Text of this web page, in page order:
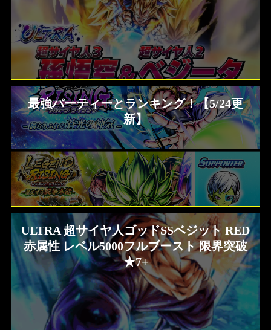
最強パーティーとランキング！【5/24更
新】
ULTRA 超サイヤ人ゴッドSSベジット RED
赤属性 レベル5000フルブースト 限界突破
★7+